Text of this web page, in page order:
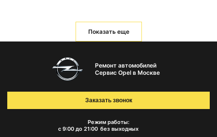
Показать еще
Ремонт автомобилей
Сервис Opel в Москве
Режим работы:
с 9:00 до 21:00 без выходных
Заказать звонок